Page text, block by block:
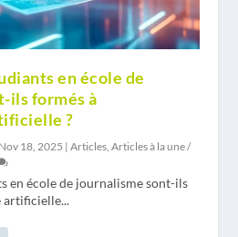
en école de
ils formés à
?
Nov 18, 2025 |Articles ,Articles à la une /
en école de journalisme sont-ils
artificielle...